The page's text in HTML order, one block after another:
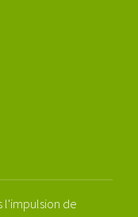
l'impulsion de